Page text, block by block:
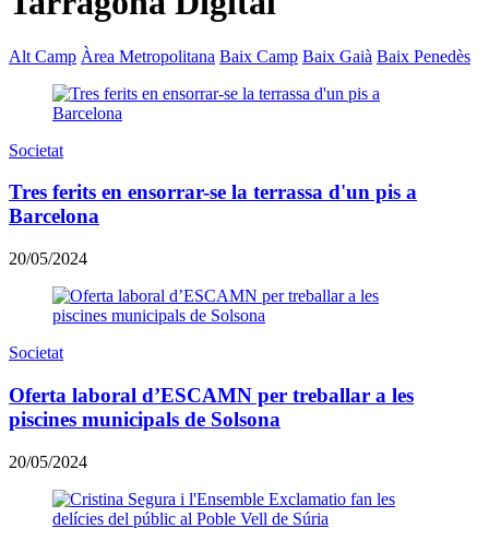
Alt Camp Àrea Metropolitana Baix Camp Baix Gaià Baix Penedès
Societat
Tres ferits en ensorrar-se la terrassa d'un pis a
Barcelona
20/05/2024
Societat
Oferta laboral d’ESCAMN per treballar a les
piscines municipals de Solsona
20/05/2024